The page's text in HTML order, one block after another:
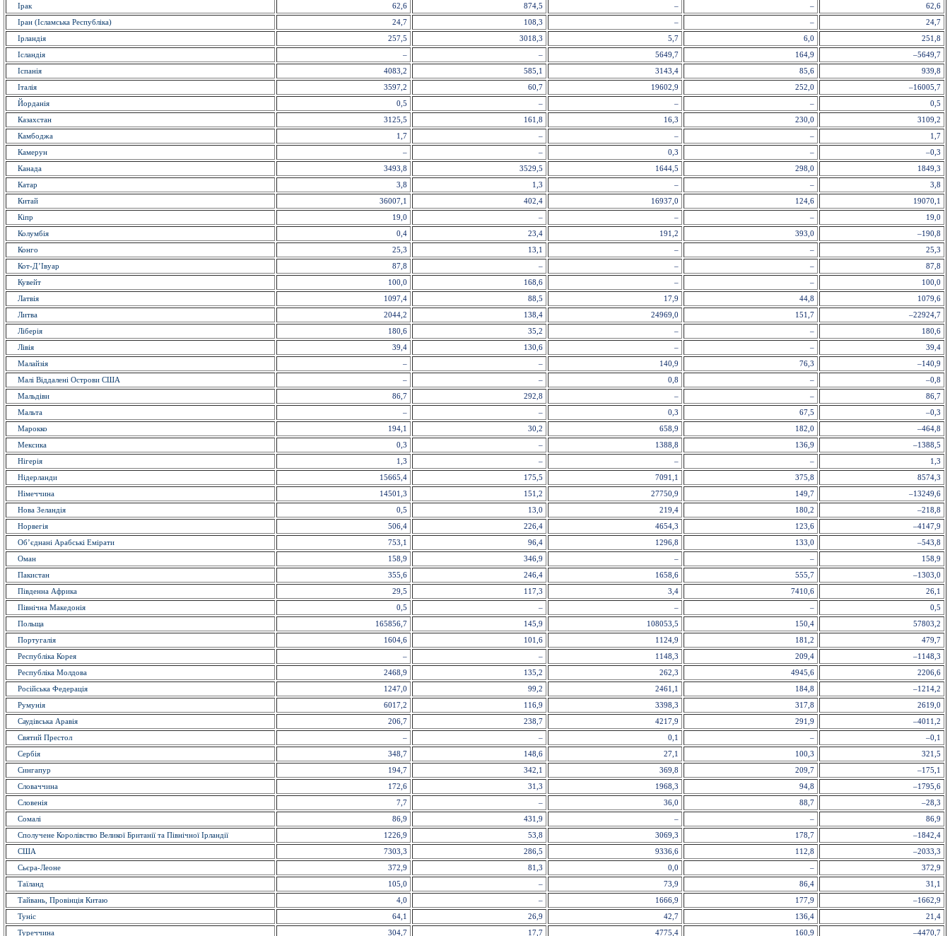
Ірак 62,6 874,5 – – 62,6
Іран (Ісламська Республіка) 24,7 108,3 – – 24,7
Ірландія 257,5 3018,3 5,7 6,0 251,8
Ісландія – – 5649,7 164,9 –5649,7
Іспанія 4083,2 585,1 3143,4 85,6 939,8
Італія 3597,2 60,7 19602,9 252,0 –16005,7
Йорданія 0,5 – – – 0,5
Казахстан 3125,5 161,8 16,3 230,0 3109,2
Камбоджа 1,7 – – – 1,7
Камерун – – 0,3 – –0,3
Канада 3493,8 3529,5 1644,5 298,0 1849,3
Катар 3,8 1,3 – – 3,8
Китай 36007,1 402,4 16937,0 124,6 19070,1
Кіпр 19,0 – – – 19,0
Колумбія 0,4 23,4 191,2 393,0 –190,8
Конго 25,3 13,1 – – 25,3
Кот-Д’Івуар 87,8 – – – 87,8
Кувейт 100,0 168,6 – – 100,0
Латвія 1097,4 88,5 17,9 44,8 1079,6
Литва 2044,2 138,4 24969,0 151,7 –22924,7
Ліберія 180,6 35,2 – – 180,6
Лівія 39,4 130,6 – – 39,4
Малайзія – – 140,9 76,3 –140,9
Малі Віддалені Острови США – – 0,8 – –0,8
Мальдіви 86,7 292,8 – – 86,7
Мальта – – 0,3 67,5 –0,3
Марокко 194,1 30,2 658,9 182,0 –464,8
Мексика 0,3 – 1388,8 136,9 –1388,5
Нігерія 1,3 – – – 1,3
Нідерланди 15665,4 175,5 7091,1 375,8 8574,3
Німеччина 14501,3 151,2 27750,9 149,7 –13249,6
Нова Зеландія 0,5 13,0 219,4 180,2 –218,8
Норвегія 506,4 226,4 4654,3 123,6 –4147,9
Об’єднані Арабські Емірати 753,1 96,4 1296,8 133,0 –543,8
Оман 158,9 346,9 – – 158,9
Пакистан 355,6 246,4 1658,6 555,7 –1303,0
Південна Африка 29,5 117,3 3,4 7410,6 26,1
Північна Македонія 0,5 – – – 0,5
Польща 165856,7 145,9 108053,5 150,4 57803,2
Португалія 1604,6 101,6 1124,9 181,2 479,7
Республіка Корея – – 1148,3 209,4 –1148,3
Республіка Молдова 2468,9 135,2 262,3 4945,6 2206,6
Російська Федерація 1247,0 99,2 2461,1 184,8 –1214,2
Румунія 6017,2 116,9 3398,3 317,8 2619,0
Саудівська Аравія 206,7 238,7 4217,9 291,9 –4011,2
Святий Престол – – 0,1 – –0,1
Сербія 348,7 148,6 27,1 100,3 321,5
Сингапур 194,7 342,1 369,8 209,7 –175,1
Словаччина 172,6 31,3 1968,3 94,8 –1795,6
Словенія 7,7 – 36,0 88,7 –28,3
Сомалі 86,9 431,9 – – 86,9
Сполучене Королівство Великої Британії та Північної Ірландії 1226,9 53,8 3069,3 178,7 –1842,4
США 7303,3 286,5 9336,6 112,8 –2033,3
Сьєра-Леоне 372,9 81,3 0,0 – 372,9
Таїланд 105,0 – 73,9 86,4 31,1
Тайвань, Провінція Китаю 4,0 – 1666,9 177,9 –1662,9
Туніс 64,1 26,9 42,7 136,4 21,4
Туреччина 304,7 17,7 4775,4 160,9 –4470,7